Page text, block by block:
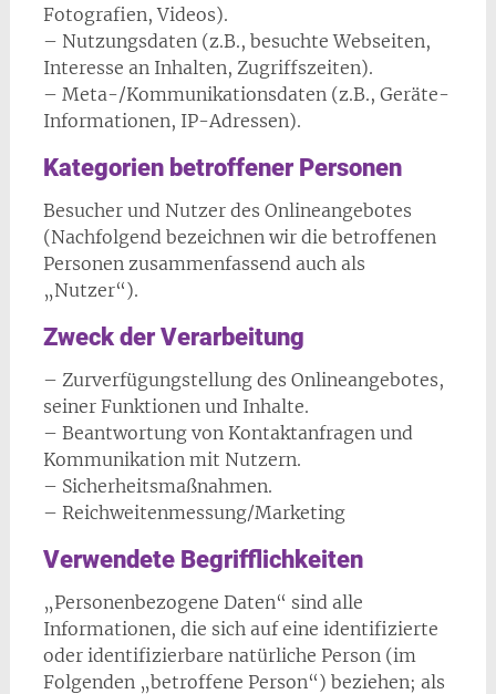
Fotografien, Videos).
– Nutzungsdaten (z.B., besuchte Webseiten,
Interesse an Inhalten, Zugriffszeiten).
– Meta-/Kommunikationsdaten (z.B., Geräte-
Informationen, IP-Adressen).
Kategorien betroffener Personen
Besucher und Nutzer des Onlineangebotes
(Nachfolgend bezeichnen wir die betroffenen
Personen zusammenfassend auch als
„Nutzer“).
Zweck der Verarbeitung
– Zurverfügungstellung des Onlineangebotes,
seiner Funktionen und Inhalte.
– Beantwortung von Kontaktanfragen und
Kommunikation mit Nutzern.
– Sicherheitsmaßnahmen.
– Reichweitenmessung/Marketing
Verwendete Begrifflichkeiten
„Personenbezogene Daten“ sind alle
Informationen, die sich auf eine identifizierte
oder identifizierbare natürliche Person (im
Folgenden „betroffene Person“) beziehen; als